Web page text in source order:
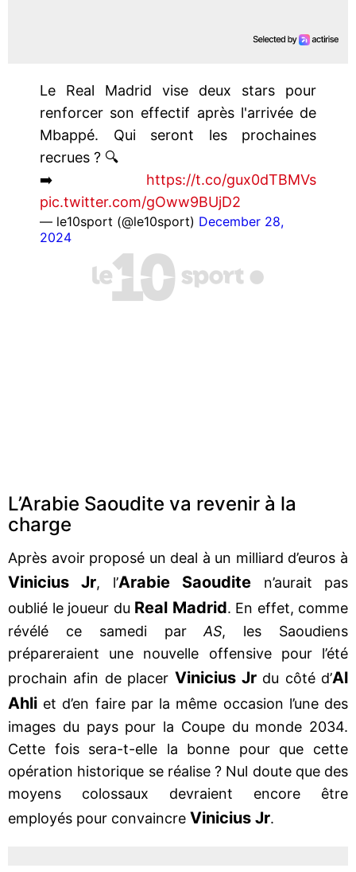
Le Real Madrid vise deux stars pour
renforcer son effectif après l'arrivée de
Mbappé. Qui seront les prochaines
recrues ? 🔍
➡️ https://t.co/gux0dTBMVs
pic.twitter.com/gOww9BUjD2
— le10sport (@le10sport) December 28,
2024
L’Arabie Saoudite va revenir à la
charge
Après avoir proposé un deal à un milliard d’euros à
Vinicius Jr, l’Arabie Saoudite n’aurait pas
oublié le joueur du Real Madrid. En effet, comme
révélé ce samedi parAS, les Saoudiens
prépareraient une nouvelle offensive pour l’été
prochain afin de placer Vinicius Jrdu côté d’Al
Ahli et d’en faire par la même occasion l’une des
images du pays pour la Coupe du monde 2034.
Cette fois sera-t-elle la bonne pour que cette
opération historique se réalise ? Nul doute que des
moyens colossaux devraient encore être
employés pour convaincre Vinicius Jr.